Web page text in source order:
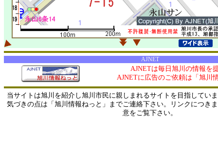
AJNET
AJNETは毎日旭川の情報を
AJNETに広告のご依頼は「旭川
当サイトは旭川を紹介し旭川市民に親しまれるサイトを目指してい
気づきの点は「旭川情報ねっと」までご連絡下さい。リンクにつき
意をご覧下さい。